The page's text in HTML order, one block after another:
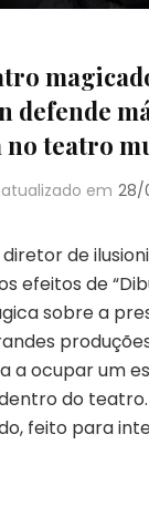
defende
teatro
atualizado em 28/
de
efeitos de
sobre a
a ocupar um
do
feito para